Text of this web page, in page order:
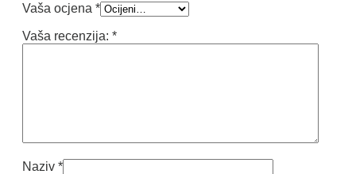
Vaša ocjena *
Vaša recenzija: *
Naziv *